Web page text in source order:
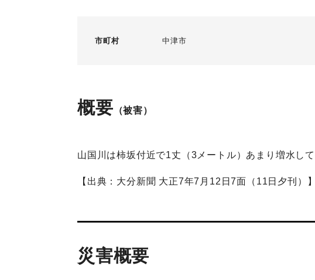
市町村 中津市
概要 （被害）
山国川は柿坂付近で1丈（3メートル）あまり増水し
【出典：大分新聞 大正7年7月12日7面（11日夕刊）】
災害概要